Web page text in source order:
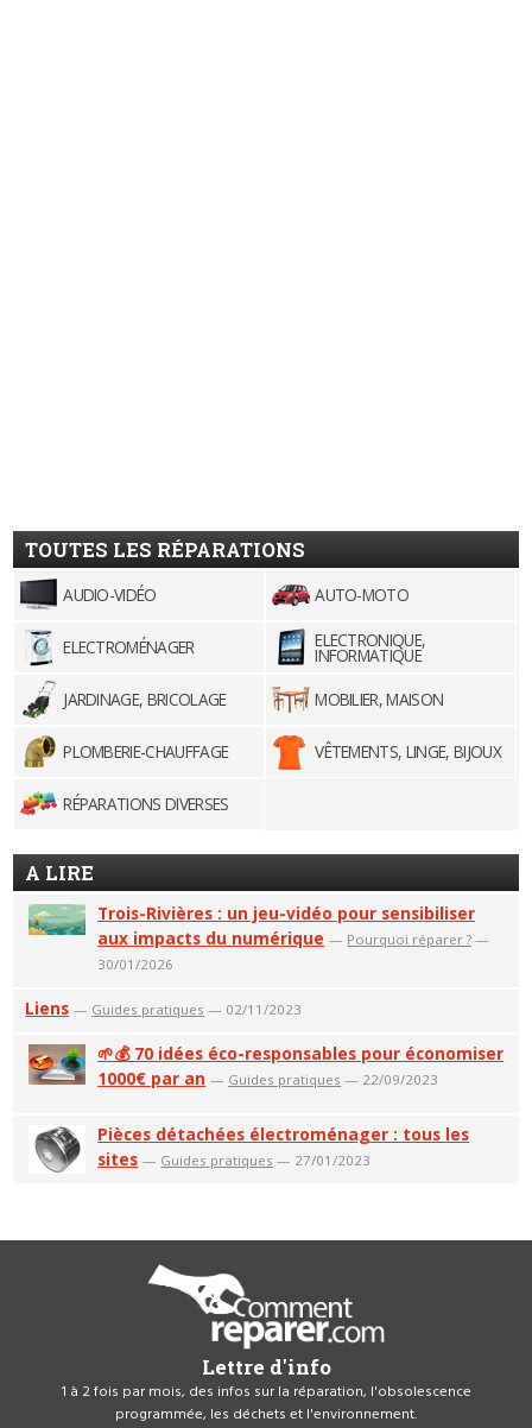
TOUTES LES RÉPARATIONS
AUDIO-VIDÉO AUTO-MOTO
ELECTROMÉNAGER ELECTRONIQUE,
INFORMATIQUE
JARDINAGE, BRICOLAGE
MOBILIER, MAISON
PLOMBERIE-CHAUFFAGE VÊTEMENTS, LINGE, BIJOUX
RÉPARATIONS DIVERSES
A LIRE
Trois-Rivières : un jeu-vidéo pour sensibiliser
aux impacts du numérique — Pourquoi réparer ? —
30/01/2026
Liens — Guides pratiques — 02/11/2023
🌱💰 70 idées éco-responsables pour économiser
1000€ par an — Guides pratiques — 22/09/2023
Pièces détachées électroménager : tous les
sites — Guides pratiques — 27/01/2023
Lettre d'info
1 à 2 fois par mois, des infos sur la réparation, l'obsolescence
programmée, les déchets et l'environnement.